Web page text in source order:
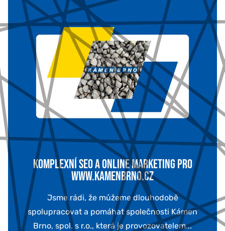
KOMPLEXNÍ SEO A ONLINE MARKETING PRO
WWW.KAMENBRNO.CZ
Jsme rádi, že můžeme dlouhodobě
spolupracovat a pomáhat společnosti Kámen
Brno, spol. s r.o., která je provozovatelem...